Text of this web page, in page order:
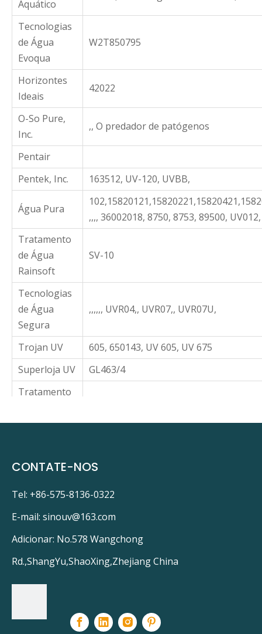
Aquático
Tecnologias
de Água
Evoqua
W2T850795
Horizontes
Ideais
42022
O-So Pure,
Inc.
,, O predador de patógenos
Pentair
Pentek, Inc.
163512, UV-120, UVBB,
Água Pura
,,,, 36002018, 8750, 8753, 89500,
Tratamento
de Água
Rainsoft
SV-10
Tecnologias
de Água
Segura
,,,,,, UVR04,, UVR07,, UVR07U,
Trojan UV
605, 650143, UV 605, UV 675
Superloja UV
GL463/4
Tratamento
acessórios
Penteque 163512
O predador de patógenos
Superloja UV GL463/4
CONTATE-NOS
Tel: +86-575-8136-0322
E-mail: sinouv@163.com
Adicionar: No.578 Wangchong
Rd.,ShangYu,ShaoXing,Zhejiang China